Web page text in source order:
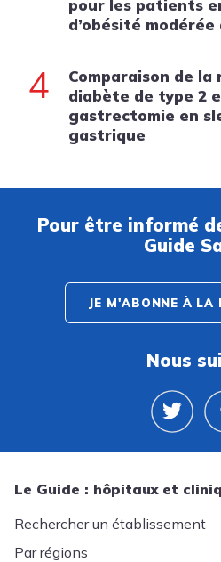
pour les patients
d’obésité modérée
4
Comparaison de la
diabète de type 2
gastrectomie en
gastrique
Pour être informé
Guide
JE M'ABONNE À LA
Nous
Le Guide : hôpitaux et
Rechercher un établissement
Par régions